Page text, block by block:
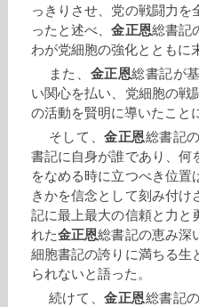
っきりさせ、党の戦闘力を
ったと述べ、金正恩総書記
わが党細胞の強化とともに
また、 金正恩総書記が
い関心を払い、党細胞の戦
の活動を賢明に導いたこと
そして、金正恩総書記
書記に自身が誰であり、何
をなめる時に立つべき位置
きかを信念として刻み付け
記に最上最大の信頼と力と
れた金正恩総書記の恵み深
細胞書記の誇りに満ちる生
られないと語った。
続けて、金正恩総書記